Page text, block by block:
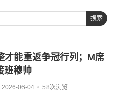
搜索
才能重返争冠行列；M席
班穆帅
2026-06-04 58次浏览